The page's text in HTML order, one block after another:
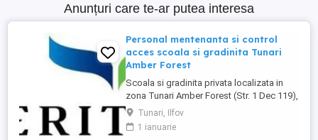
Anunțuri care te-ar putea interesa
Personal mentenanta si control
acces scoala si gradinita Tunari
Amber Forest
Scoala si gradinita privata localizata in
zona Tunari Amber Forest (Str. 1 Dec 119),
cauta 1 persoana serioasa si
responsabila pentru mentenanta, ingrijire
cladiri si control acces. Pachet salarial
Tunari, Ilfov
1 ianuarie